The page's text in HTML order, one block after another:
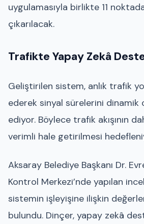
uygulamasıyla birlikte 11
çıkarılacak.
Trafikte Yapay Zekâ
Geliştirilen sistem, anlık trafik
ederek sinyal sürelerini
ediyor. Böylece trafik akışının
verimli hale getirilmesi
Aksaray Belediye Başkanı Dr.
Kontrol Merkezi’nde yapılan
sistemin işleyişine ilişkin
bulundu. Dinçer, yapay zekâ